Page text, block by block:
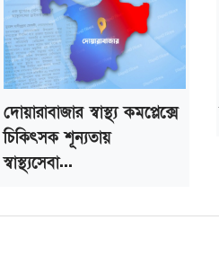
দোয়ারাবাজার স্বাস্থ্য কমপ্লেক্সে
চিকিৎসক শূন্যতায়
স্বাস্থ্যসেবা...